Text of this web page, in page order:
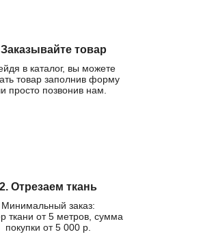
Заказывайте товар
в каталог, вы можете
товар заполнив форму
просто позвонив нам.
2. Отрезаем ткань
Минимальный заказ:
ткани от 5 метров, сумма
покупки от 5 000 р.